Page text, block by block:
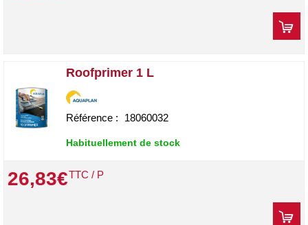
Roofprimer 1 L
Référence : 18060032
Habituellement de stock
26,83€TTC / P